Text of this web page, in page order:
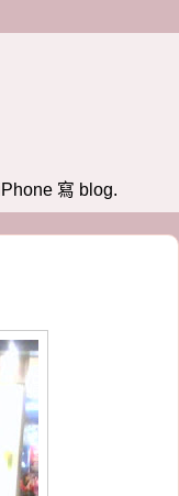
寫 blog.